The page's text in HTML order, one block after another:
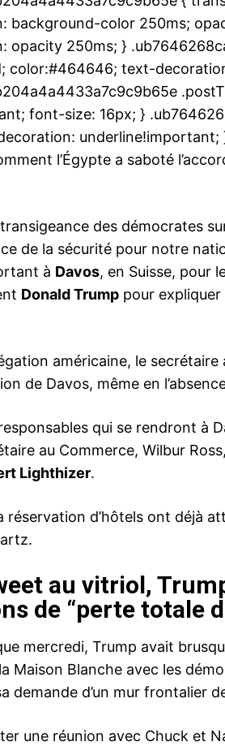
le1.ma
Related
background-color 250ms;
opacity 250ms; }
color:#464646; text-
font-size: 16px; }
underline!important;
l’Égypte a saboté
des démocrates
de la sécurité pour notre
à Davos, en Suisse, pour
Donald Trump pour expliquer
américaine, le secrétaire
de Davos, même en
qui se rendront à
au Commerce, Wilbur
Lighthizer.
réservation d’hôtels ont déjà
au vitriol,
de “perte totale
mercredi, Trump avait
Maison Blanche avec les
demande d’un mur frontalier
une réunion avec Chuck et